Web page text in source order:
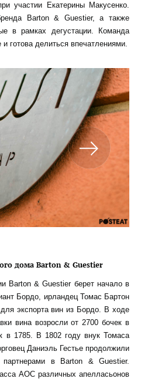
участии Екатерины Макусенко.
Barton & Guestier, а также
в рамках дегустации. Команда
готова делиться впечатлениями.
дома Barton & Guestier
Barton & Guestier берет начало в
Бордо, ирландец Томас Бартон
экспорта вин из Бордо. В ходе
вина возросли от 2700 бочек в
в 1785. В 1802 году внук Томаса
Даниэль Гестье продолжили
в Barton & Guestier.
АОС различных апелласьонов